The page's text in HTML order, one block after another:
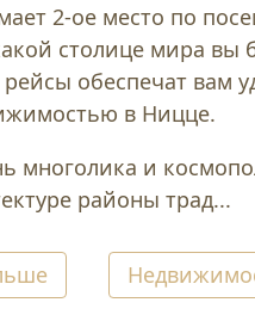
2-ое место по
столице мира вы
обеспечат вам
в Ницце.
многолика и
районы трад...